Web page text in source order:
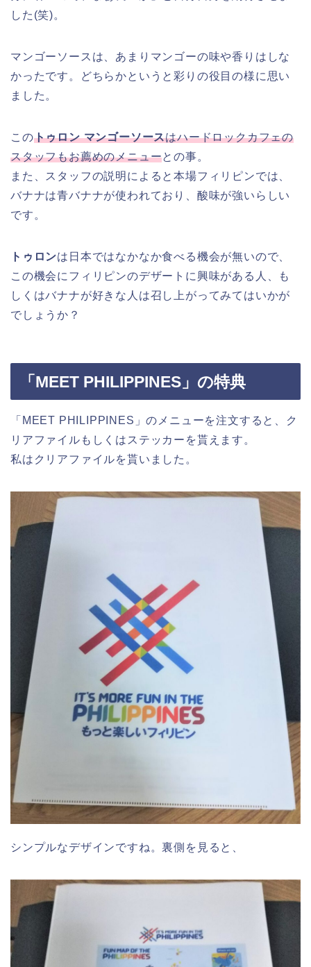
した(笑)。
マンゴーソースは、あまりマンゴーの味や香りはしな
かったです。どちらかというと彩りの役目の様に思い
ました。
このトゥロン マンゴーソースはハードロックカフェの
スタッフもお薦めのメニューとの事。
また、スタッフの説明によると本場フィリピンでは、
バナナは青バナナが使われており、酸味が強いらしい
です。
トゥロンは日本ではなかなか食べる機会が無いので、
この機会にフィリピンのデザートに興味がある人、も
しくはバナナが好きな人は召し上がってみてはいかが
でしょうか？
「MEET PHILIPPINES」の特典
「MEET PHILIPPINES」のメニューを注文すると、ク
リアファイルもしくはステッカーを貰えます。
私はクリアファイルを貰いました。
シンプルなデザインですね。裏側を見ると、